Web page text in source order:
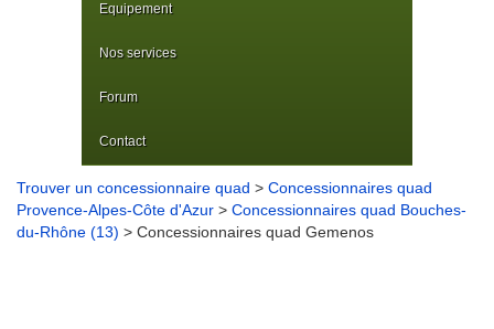
Equipement
Nos services
Forum
Contact
Trouver un concessionnaire quad > Concessionnaires quad
Provence-Alpes-Côte d'Azur > Concessionnaires quad Bouches-
du-Rhône (13) > Concessionnaires quad Gemenos